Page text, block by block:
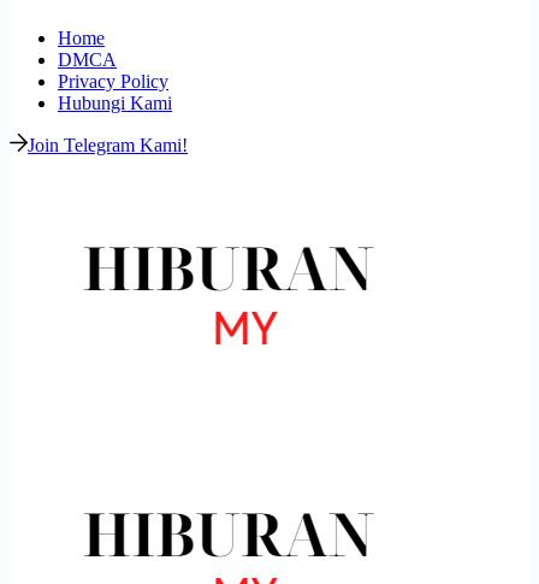
Home
DMCA
Privacy Policy
Hubungi Kami
Join Telegram Kami!